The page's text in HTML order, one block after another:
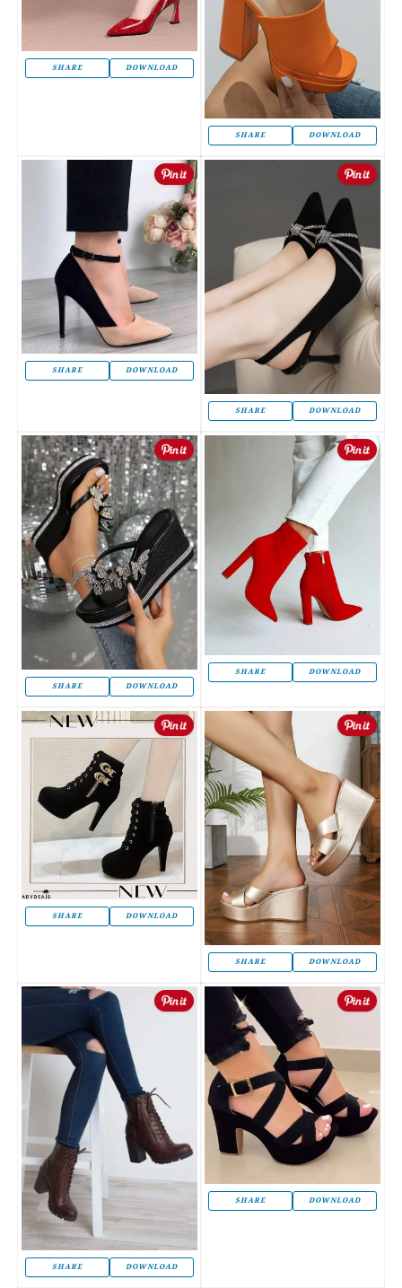
SHARE DOWNLOAD
SHARE DOWNLOAD
SHARE DOWNLOAD
SHARE DOWNLOAD
SHARE DOWNLOAD
SHARE DOWNLOAD
SHARE DOWNLOAD
SHARE DOWNLOAD
SHARE DOWNLOAD
SHARE DOWNLOAD